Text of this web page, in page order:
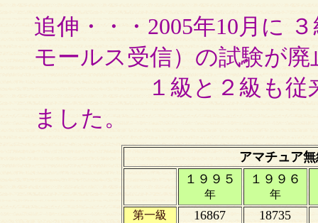
追伸・・・2005年10月に
モールス受信）の試験が
１級と２級も従来の
ました。
アマチュア
１９９５
年
１９９６
年
第一級 16867 18735